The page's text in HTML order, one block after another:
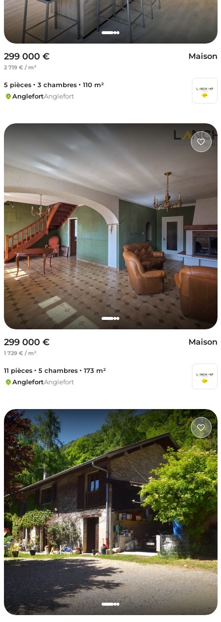
299 000 €
2 719 € / m²
Maison
5 pièces 3 chambres
110 m²
AnglefortAnglefort
299 000 €
1 729 € / m²
Maison
11 pièces 5 chambres
173 m²
AnglefortAnglefort